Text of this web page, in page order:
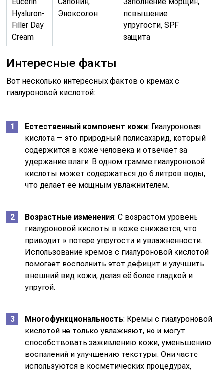
Hyaluron-
Filler Day
Cream
Эноксолон
повышение
упругости, SPF
защита
Интересные факты
Вот несколько интересных фактов о кремах с
гиалуроновой кислотой:
Естественный компонент кожи: Гиалуроновая
кислота — это природный полисахарид, который
содержится в коже человека и отвечает за
удержание влаги. В одном грамме гиалуроновой
кислоты может содержаться до 6 литров воды,
что делает её мощным увлажнителем.
Возрастные изменения: С возрастом уровень
гиалуроновой кислоты в коже снижается, что
приводит к потере упругости и увлажненности.
Использование кремов с гиалуроновой кислотой
помогает восполнить этот дефицит и улучшить
внешний вид кожи, делая её более гладкой и
упругой.
Многофункциональность: Кремы с гиалуроновой
кислотой не только увлажняют, но и могут
способствовать заживлению кожи, уменьшению
воспалений и улучшению текстуры. Они часто
используются в косметических процедурах,